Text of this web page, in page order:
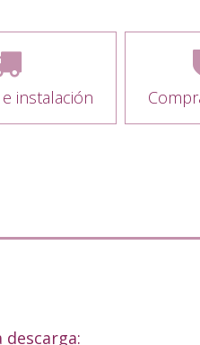
instalación